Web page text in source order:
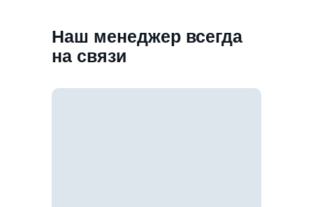
Наш менеджер всегда
на связи